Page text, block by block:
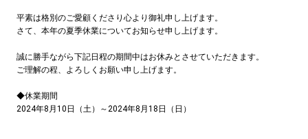
平素は格別のご愛顧くださり心より御礼申し上げます。
さて、本年の夏季休業についてお知らせ申し上げます。
誠に勝手ながら下記日程の期間中はお休みとさせていただきます。
ご理解の程、よろしくお願い申し上げます。
◆休業期間
2024年8月10日（土）～2024年8月18日（日）